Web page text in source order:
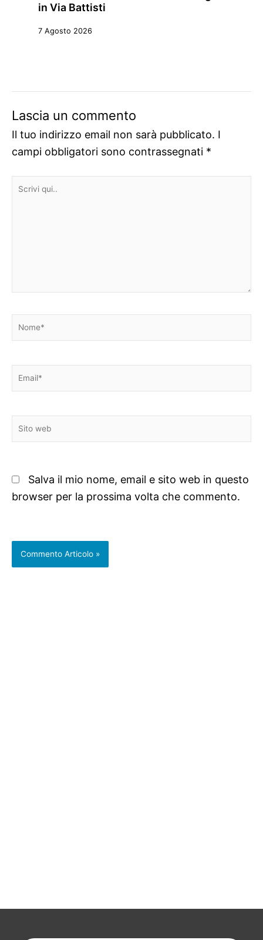
in Via Battisti
7 Agosto 2026
Lascia un commento
Il tuo indirizzo email non sarà pubblicato. I
campi obbligatori sono contrassegnati *
Scrivi
Nome*
Email*
Sito
web
Salva il mio nome, email e sito web in questo
browser per la prossima volta che commento.